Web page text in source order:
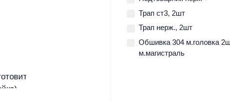
Трап ст3, 2шт
Трап нерж., 2шт
Обшивка 304 м.головка
м.магистраль